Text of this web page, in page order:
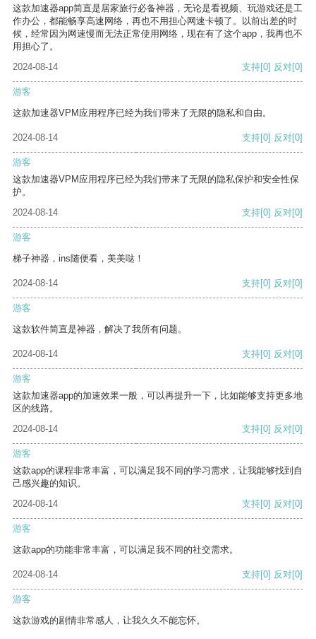
这款加速器app简直是居家旅行必备神器，无论是看视频、玩游戏还是工
作办公，都能畅享高速网络，再也不用担心网速卡顿了。以前出差的时
候，经常因为网速慢而无法正常使用网络，现在有了这个app，我再也不
用担心了。
2024-08-14
支持[0] 反对[0]
游客
这款加速器VPM应用程序已经为我们带来了无限的隐私和自由。
2024-08-14 支持[0] 反对[0]
游客
这款加速器VPM应用程序已经为我们带来了无限的隐私保护和安全性保
护。
2024-08-14
支持[0] 反对[0]
游客
梯子神器，ins随便看，美美哒！
2024-08-14 支持[0] 反对[0]
游客
这款软件简直是神器，解决了我所有问题。
2024-08-14 支持[0] 反对[0]
游客
这款加速器app的加速效果一般，可以再提升一下，比如能够支持更多地
区的线路。
2024-08-14
支持[0] 反对[0]
游客
这款app的课程非常丰富，可以满足我不同的学习需求，让我能够找到自
己感兴趣的知识。
2024-08-14
支持[0] 反对[0]
游客
这款app的功能非常丰富，可以满足我不同的社交需求。
2024-08-14 支持[0] 反对[0]
游客
这款游戏的剧情非常感人，让我久久不能忘怀。